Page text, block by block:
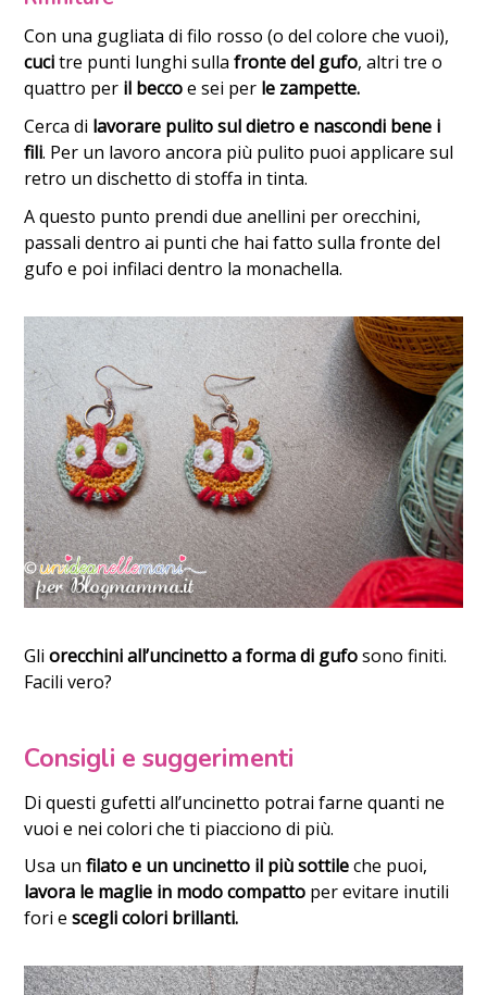
Con una gugliata di filo rosso (o del colore che vuoi),
cucitre punti lunghi sullafronte del gufo, altri tre o
quattro per il beccoe sei per le zampette.
Cerca di lavorare pulito sul dietro e nascondi bene i
fili. Per un lavoro ancora più pulito puoi applicare sul
retro un dischetto di stoffa in tinta.
A questo punto prendi due anellini per orecchini,
passali dentro ai punti che hai fatto sulla fronte del
gufo e poi infilaci dentro la monachella.
Gliorecchini all’uncinetto a forma di gufosono finiti.
Facili vero?
Consigli e suggerimenti
Di questi gufetti all’uncinetto potrai farne quanti ne
vuoi e nei colori che ti piacciono di più.
Usa unfilato e un uncinetto il più sottileche puoi,
lavora le maglie in modo compatto per evitare inutili
fori escegli colori brillanti.